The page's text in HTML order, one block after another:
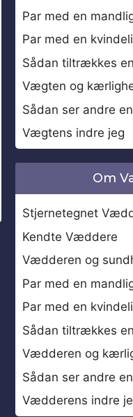
Par med en
Par med en
Sådan tiltrækkes
Vægten og
Sådan ser andre
Vægtens indre jeg
Om
Stjernetegnet
Kendte Væddere
Vædderen og
Par med en
Par med en
Sådan tiltrækkes
Vædderen og
Sådan ser andre
Vædderens indre